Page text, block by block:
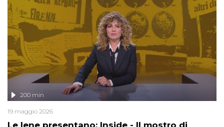
Le Iene presentano: Inside - Il mostro di
200 min
19 maggio 2026